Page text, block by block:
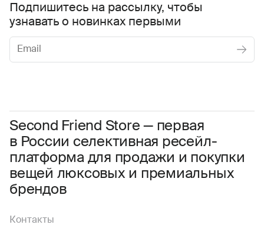
Second Friend Store — первая
в России селективная ресейл-
платформа для продажи и покупки
вещей люксовых и премиальных
брендов
Контакты
Подпишитесь на рассылку, чтобы
узнавать о новинках первыми
Соглашаюсь с условиями Пользовательского соглашения
Даю согласие на получение рекламной информации.